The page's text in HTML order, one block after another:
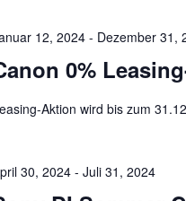
0%
12, 2024- Dezember 31,
Aktion wird bis zum
30, 2024- Juli 31, 2024